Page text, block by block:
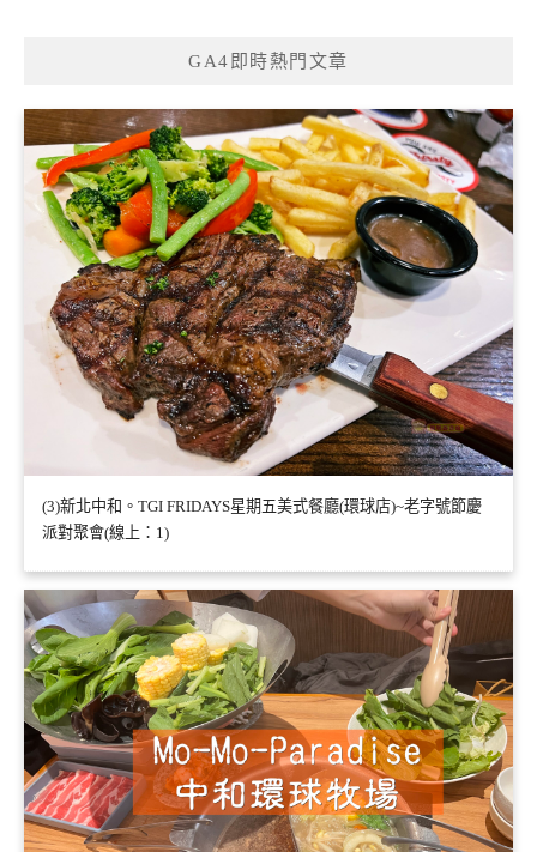
GA4即時熱門文章
(3)新北中和。TGI FRIDAYS星期五美式餐廳(環球店)~老字號節慶
派對聚會(線上：1)